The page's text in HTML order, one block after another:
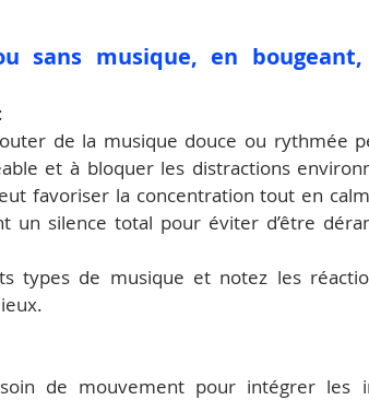
sans musique, en
:
de la musique douce ou rythmée
et à bloquer les distractions
favoriser la concentration tout en
un silence total pour éviter d’être
types de musique et notez les
de mouvement pour intégrer les